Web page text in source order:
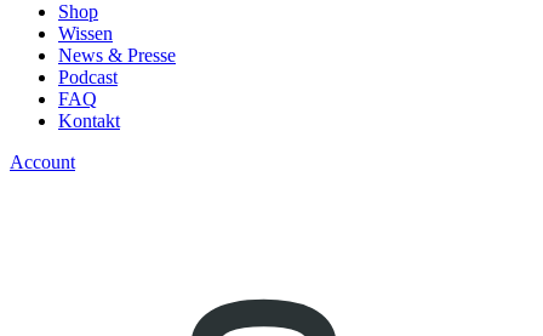
Shop
Wissen
News & Presse
Podcast
FAQ
Kontakt
Account